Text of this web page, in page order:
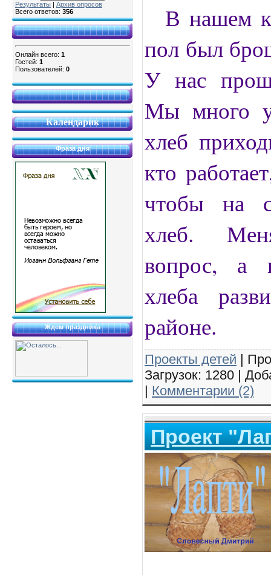
Результаты | Архив опросов
Всего ответов: 356
Онлайн всего: 1
Гостей: 1
Пользователей: 0
Календарик
Фраза дня
Ждем праздника
В нашем
пол был
У нас
Мы много
хлеб
кто
чтобы на
хлеб.
вопрос, а
хлеба
районе.
Проекты детей |
Загрузок: 1280 |
| Комментарии (2)
Проект